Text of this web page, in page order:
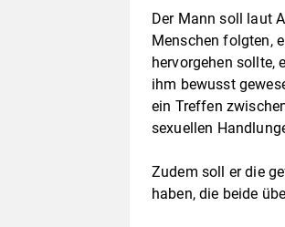
Der Mann soll laut
Menschen folgten,
hervorgehen sollte,
ihm bewusst
ein Treffen
sexuellen
Zudem soll er die
haben, die beide